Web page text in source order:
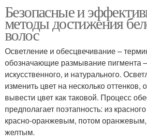
Безопасные и
методы достижения
волос
Осветление и обесцвечивание –
обозначающие размывание пигмента
искусственного, и натурального.
изменить цвет на несколько оттенков,
вывести цвет как таковой. Процесс
предполагает поэтапность: из
красно-оранжевым, потом
желтым.